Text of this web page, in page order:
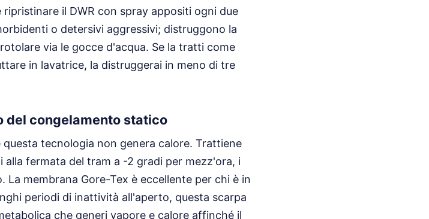
il DWR con spray appositi ogni due
o detersivi aggressivi; distruggono la
via le gocce d'acqua. Se la tratti come
in lavatrice, la distruggerai in meno di tre
del congelamento statico
tecnologia non genera calore. Trattiene
alla fermata del tram a -2 gradi per mezz'ora, i
membrana Gore-Tex è eccellente per chi è in
periodi di inattività all'aperto, questa scarpa
che generi vapore e calore affinché il